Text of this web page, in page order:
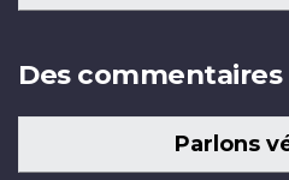
Des commentaires
Parlons